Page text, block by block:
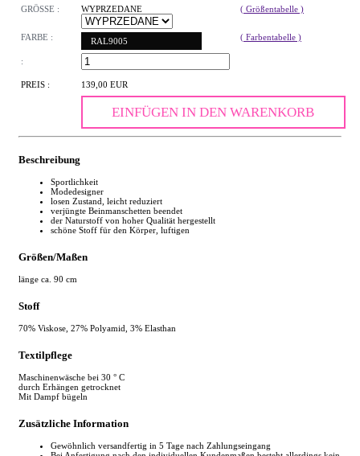
GRÖSSE : WYPRZEDANE ( Größentabelle )
FARBE : RAL9005 ( Farbentabelle )
:
PREIS : 139,00 EUR
EINFÜGEN IN DEN WARENKORB
Beschreibung
Sportlichkeit
Modedesigner
losen Zustand, leicht reduziert
verjüngte Beinmanschetten beendet
der Naturstoff von hoher Qualität hergestellt
schöne Stoff für den Körper, luftigen
Größen/Maßen
länge ca. 90 cm
Stoff
70% Viskose, 27% Polyamid, 3% Elasthan
Textilpflege
Maschinenwäsche bei 30 ° C
durch Erhängen getrocknet
Mit Dampf bügeln
Zusätzliche Information
Gewöhnlich versandfertig in 5 Tage nach Zahlungseingang